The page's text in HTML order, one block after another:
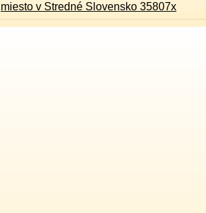
miesto v Stredné Slovensko 35807x